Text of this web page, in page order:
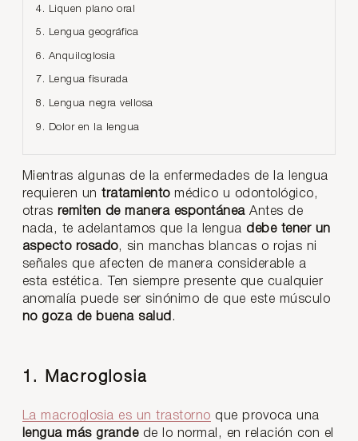
4. Liquen plano oral
5. Lengua geográfica
6. Anquiloglosia
7. Lengua fisurada
8. Lengua negra vellosa
9. Dolor en la lengua
Mientras algunas de la enfermedades de la lengua
requieren untratamientomédico u odontológico,
otras remiten de manera espontáneaAntes de
nada, te adelantamos que la lengua debe tener un
aspecto rosado, sin manchas blancas o rojas ni
señales que afecten de manera considerable a
esta estética. Ten siempre presente que cualquier
anomalía puede ser sinónimo de que este músculo
no goza de buena salud .
1. Macroglosia
La macroglosia es un trastorno que provoca una
lengua más grandede lo normal, en relación con el